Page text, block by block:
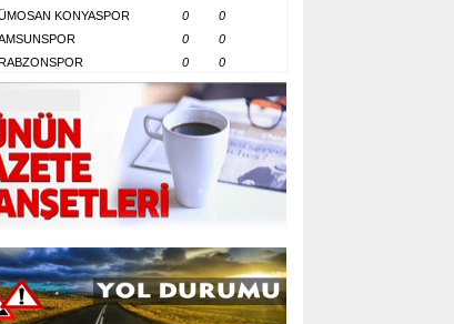
KONYASPOR 0
0
0
0
0 0